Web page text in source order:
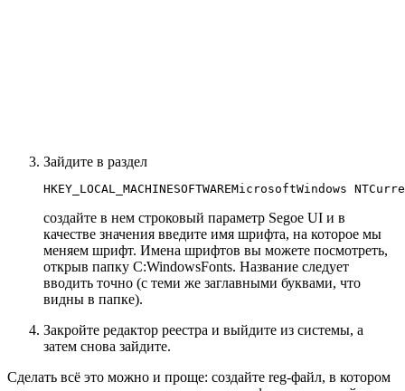
Зайдите в раздел
HKEY_LOCAL_MACHINESOFTWAREMicrosoftWindows
создайте в нем строковый параметр Segoe UI и в
качестве значения введите имя шрифта, на которое мы
меняем шрифт. Имена шрифтов вы можете посмотреть,
открыв папку C:WindowsFonts. Название следует
вводить точно (с теми же заглавными буквами, что
видны в папке).
Закройте редактор реестра и выйдите из системы, а
затем снова зайдите.
Сделать всё это можно и проще: создайте reg-файл, в котором